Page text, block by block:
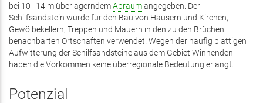
bei 10–14 m überlagerndemAbraumangegeben. Der
Schilfsandstein wurde für den Bau von Häusern und Kirchen,
Gewölbekellern, Treppen und Mauern in den zu den Brüchen
benachbarten Ortschaften verwendet. Wegen der häufig plattigen
Aufwitterung der Schilfsandsteine aus dem Gebiet Winnenden
haben die Vorkommen keine überregionale Bedeutung erlangt.
Potenzial